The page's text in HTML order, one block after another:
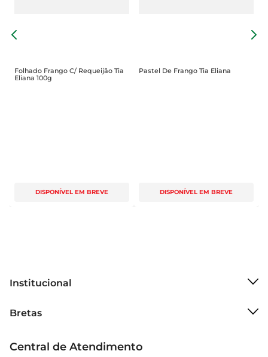
Folhado Frango C/ Requeijão Tia
Eliana 100g
DISPONÍVEL EM BREVE
Pastel De Frango Tia Eliana
DISPONÍVEL EM BREVE
Institucional
Grupo Cencosud
Sobre privacidade
Bretas
Produtos Bretas
Central de Atendimento